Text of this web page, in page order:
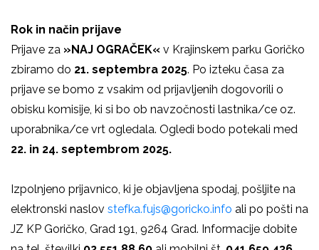
Rok in način prijave
Prijave za »NAJ OGRAČEK« v Krajinskem parku Goričko
zbiramo do 21. septembra 2025. Po izteku časa za
prijave se bomo z vsakim od prijavljenih dogovorili o
obisku komisije, ki si bo ob navzočnosti lastnika/ce oz.
uporabnika/ce vrt ogledala. Ogledi bodo potekali med
22. in 24. septembrom 2025.
Izpolnjeno prijavnico, ki je objavljena spodaj, pošljite na
elektronski naslov stefka.fujs@goricko.info ali po pošti na
JZ KP Goričko, Grad 191, 9264 Grad. Informacije dobite